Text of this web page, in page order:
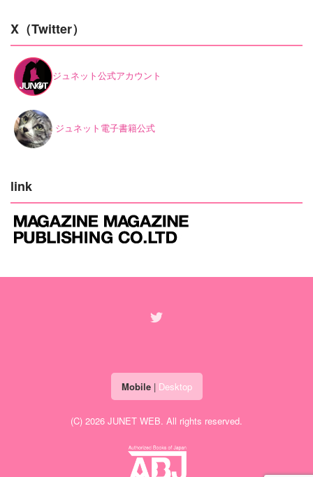
X（Twitter）
ジュネット公式アカウント
ジュネット電子書籍公式
link
Mobile| Desktop
(C) 2026 JUNET WEB. All rights reserved.